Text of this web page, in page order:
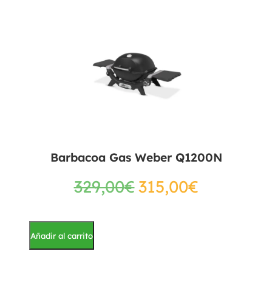
Barbacoa Gas Weber Q1200N
329,00€315,00€
Añadir al carrito